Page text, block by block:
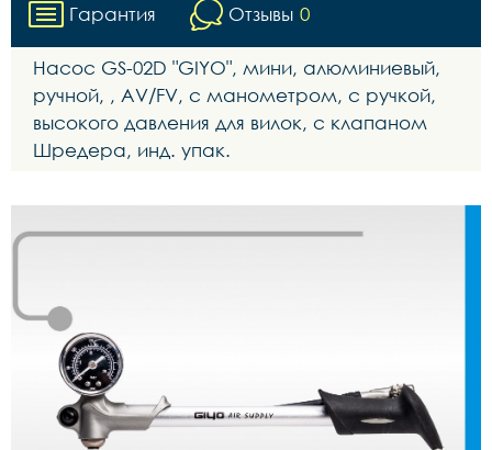
Гарантия Отзывы 0
Насос GS-02D "GIYO", мини, алюминиевый,
ручной, , AV/FV, с манометром, с ручкой,
высокого давления для вилок, с клапаном
Шредера, инд. упак.